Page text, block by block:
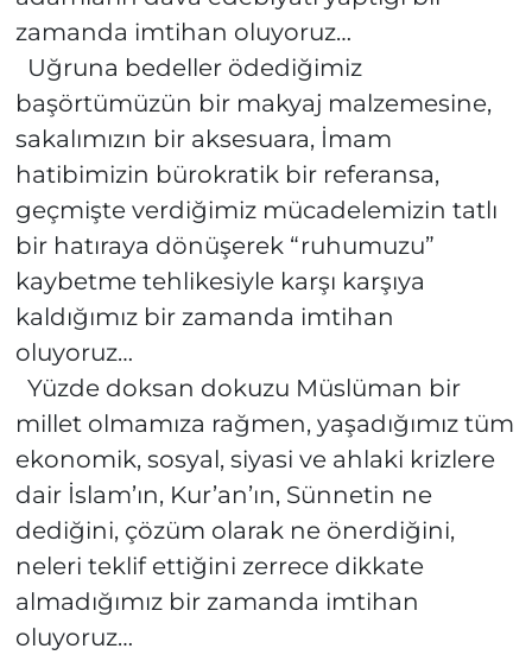
zamanda imtihan oluyoruz…
Uğruna bedeller ödediğimiz
başörtümüzün bir makyaj malzemesine,
sakalımızın bir aksesuara, İmam
hatibimizin bürokratik bir referansa,
geçmişte verdiğimiz mücadelemizin tatlı
bir hatıraya dönüşerek “ruhumuzu”
kaybetme tehlikesiyle karşı karşıya
kaldığımız bir zamanda imtihan
oluyoruz…
Yüzde doksan dokuzu Müslüman bir
millet olmamıza rağmen, yaşadığımız tüm
ekonomik, sosyal, siyasi ve ahlaki krizlere
dair İslam’ın, Kur’an’ın, Sünnetin ne
dediğini, çözüm olarak ne önerdiğini,
neleri teklif ettiğini zerrece dikkate
almadığımız bir zamanda imtihan
oluyoruz…